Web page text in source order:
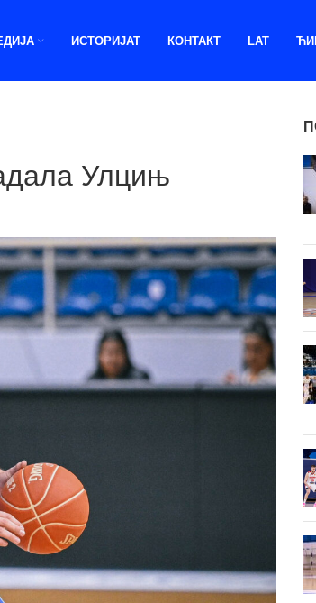
ИСТОРИЈАТ КОНТАКТ LAT
Улцињ